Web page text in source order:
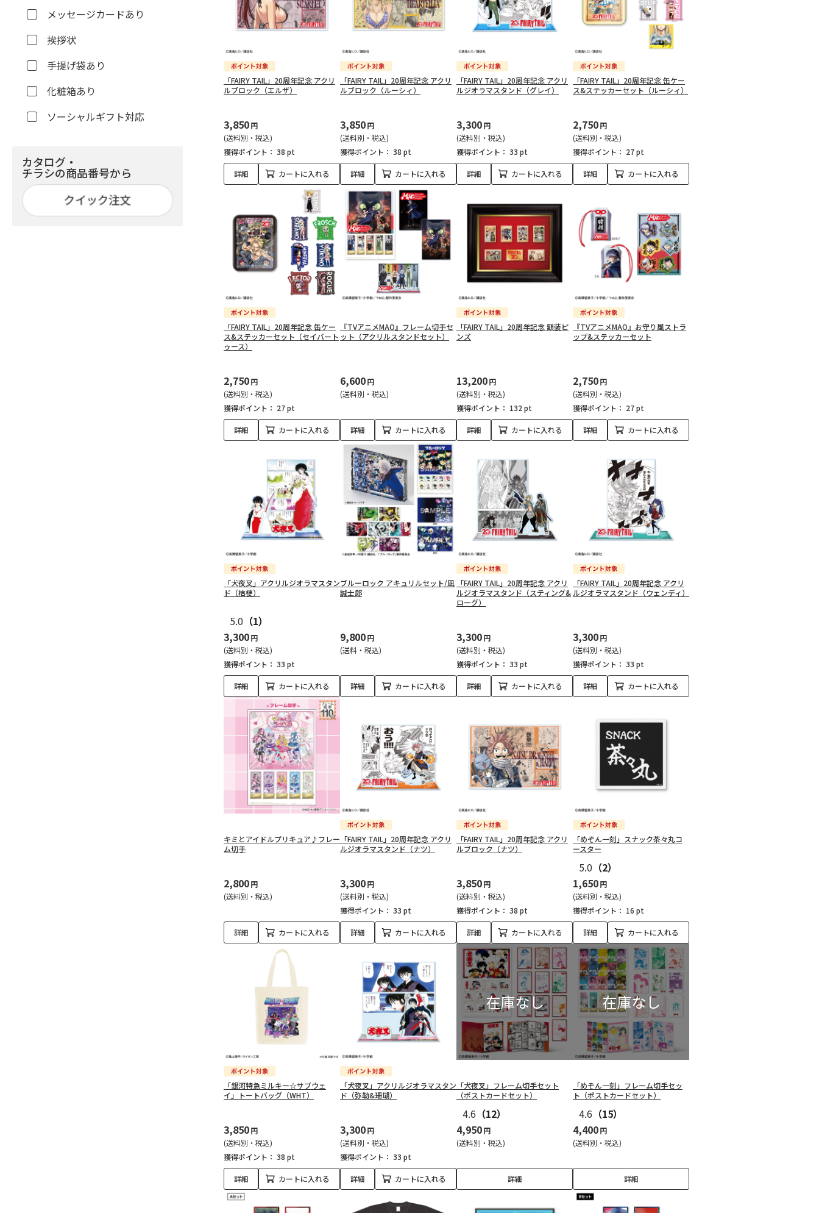
「FAIRY TAIL」20周年記念 アクリ
ルブロック（エルザ）
3,850円
(送料別・税込)
獲得ポイント： 38 pt
詳細 カートに入れる
「FAIRY TAIL」20周年記念 アクリ
ルブロック（ルーシィ）
3,850円
(送料別・税込)
獲得ポイント： 38 pt
詳細 カートに入れる
「FAIRY TAIL」20周年記念 アクリ
ルジオラマスタンド（グレイ）
3,300円
(送料別・税込)
獲得ポイント： 33 pt
詳細 カートに入れる
「FAIRY TAIL」20周年記念 缶ケー
ス&ステッカーセット（ルーシィ）
2,750円
(送料別・税込)
獲得ポイント： 27 pt
詳細 カートに入れる
「FAIRY TAIL」20周年記念 缶ケー
ス&ステッカーセット（セイバート
ゥース）
2,750円
(送料別・税込)
獲得ポイント： 27 pt
詳細 カートに入れる
『TVアニメMAO』フレーム切手セ
ット（アクリルスタンドセット）
6,600円
(送料別・税込)
詳細 カートに入れる
「FAIRY TAIL」20周年記念 額装ピ
ンズ
13,200円
(送料別・税込)
獲得ポイント： 132 pt
詳細 カートに入れる
『TVアニメMAO』お守り風ストラ
ップ&ステッカーセット
2,750円
(送料別・税込)
獲得ポイント： 27 pt
詳細 カートに入れる
「犬夜叉」アクリルジオラマスタン
ド（桔梗）
5.0 （1）
3,300円
(送料別・税込)
獲得ポイント： 33 pt
詳細 カートに入れる
ブルーロック アキュリルセット/凪
誠士郎
9,800円
(送料・税込)
詳細 カートに入れる
「FAIRY TAIL」20周年記念 アクリ
ルジオラマスタンド（スティング&
ローグ）
3,300円
(送料別・税込)
獲得ポイント： 33 pt
詳細 カートに入れる
「FAIRY TAIL」20周年記念 アクリ
ルジオラマスタンド（ウェンディ）
3,300円
(送料別・税込)
獲得ポイント： 33 pt
詳細 カートに入れる
キミとアイドルプリキュア♪フレー
ム切手
2,800円
(送料別・税込)
詳細 カートに入れる
「FAIRY TAIL」20周年記念 アクリ
ルジオラマスタンド（ナツ）
3,300円
(送料別・税込)
獲得ポイント： 33 pt
詳細 カートに入れる
「FAIRY TAIL」20周年記念 アクリ
ルブロック（ナツ）
3,850円
(送料別・税込)
獲得ポイント： 38 pt
詳細 カートに入れる
「めぞん一刻」スナック茶々丸コ
ースター
5.0 （2）
1,650円
(送料別・税込)
獲得ポイント： 16 pt
詳細 カートに入れる
「銀河特急ミルキー☆サブウェ
イ」トートバッグ（WHT）
3,850円
(送料別・税込)
獲得ポイント： 38 pt
詳細 カートに入れる
「犬夜叉」アクリルジオラマスタン
ド（弥勒&珊瑚）
3,300円
(送料別・税込)
獲得ポイント： 33 pt
詳細 カートに入れる
「犬夜叉」フレーム切手セット
（ポストカードセット）
4.6 （12）
4,950円
(送料別・税込)
詳細
「めぞん一刻」フレーム切手セッ
ト（ポストカードセット）
4.6 （15）
4,400円
(送料別・税込)
詳細
「スレイヤーズ」35周年
記念ラゲッジタグ（4）
おジャ魔女どれみ（7）
ブルーロック（10）
ブルーロック オリジナル
ブルーロック アキュリル
セット（6）
ブルーロック スポーツセ
メッセージカードあり
挨拶状
手提げ袋あり
化粧箱あり
ソーシャルギフト対応
カタログ・
チラシの商品番号から